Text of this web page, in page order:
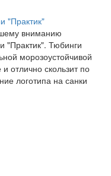
"Практик"
вниманию
"Практик". Тюбинги
морозоустойчивой
отлично скользит по
логотипа на санки